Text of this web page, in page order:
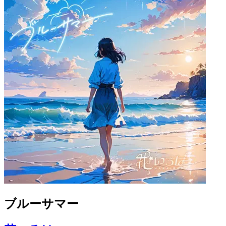
ブルーサマー